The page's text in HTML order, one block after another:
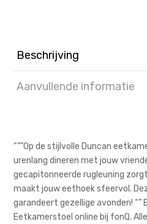
Beschrijving
Aanvullende informatie
“””Op de stijlvolle Duncan
urenlang dineren met jouw
gecapitonneerde rugleuning
maakt jouw eethoek sfeervol.
garandeert gezellige avonden! “”
Eetkamerstoel online bij fonQ.